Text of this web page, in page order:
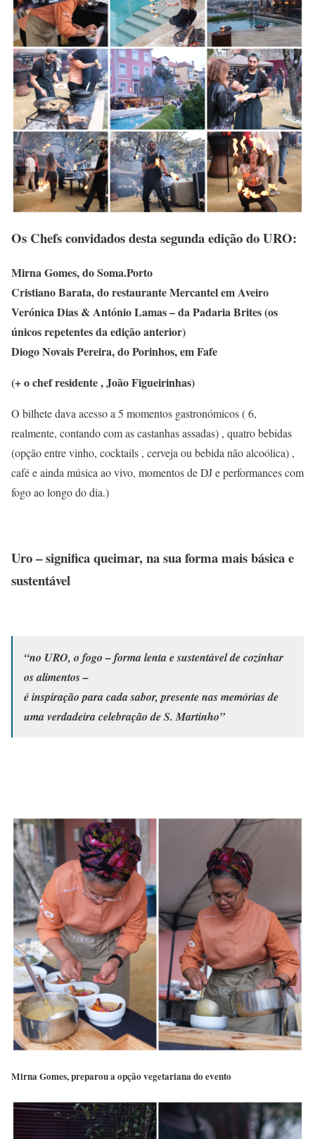
Os Chefs convidados desta segunda edição do URO:
Mirna Gomes, do Soma.Porto
Cristiano Barata, do restaurante Mercantel em Aveiro
Verónica Dias & António Lamas – da Padaria Brites (os
únicos repetentes da edição anterior)
Diogo Novais Pereira, do Porinhos, em Fafe
(+ o chef residente , João Figueirinhas)
O bilhete dava acesso a 5 momentos gastronómicos ( 6,
realmente, contando com as castanhas assadas) , quatro bebidas
(opção entre vinho, cocktails , cerveja ou bebida não alcoólica) ,
café e ainda música ao vivo, momentos de DJ e performances com
fogo ao longo do dia.)
Uro – significa queimar, na sua forma mais básica e
sustentável
“no URO, o fogo – forma lenta e sustentável de cozinhar
os alimentos –
é inspiração para cada sabor, presente nas memórias de
uma verdadeira celebração de S. Martinho”
Mirna Gomes, preparou a opção vegetariana do evento